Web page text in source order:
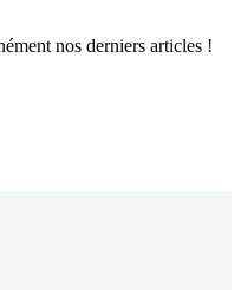
nos derniers articles !